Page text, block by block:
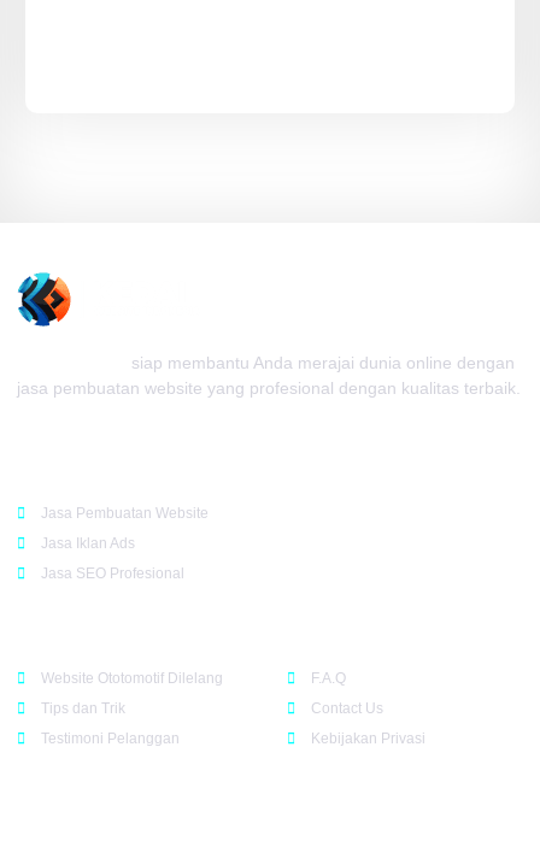
siap membantu Anda merajai dunia online dengan
jasa pembuatan website yang profesional dengan kualitas terbaik.
Jasa Pembuatan Website
Jasa Iklan Ads
Jasa SEO Profesional
Website Ototomotif Dilelang
Tips dan Trik
Testimoni Pelanggan
F.A.Q
Contact Us
Kebijakan Privasi